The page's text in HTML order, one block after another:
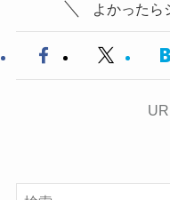
よかったら